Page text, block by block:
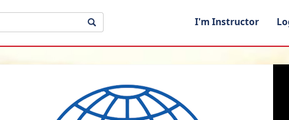
I'm Instructor